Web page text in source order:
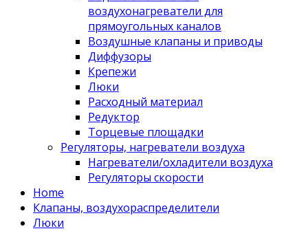
воздухонагреватели для
прямоугольных каналов
Воздушные клапаны и приводы
Диффузоры
Крепежи
Люки
Расходный материал
Редуктор
Торцевые площадки
Регуляторы, нагреватели воздуха
Нагреватели/охладители воздуха
Регуляторы скорости
Home
Клапаны, воздухораспределители
Люки